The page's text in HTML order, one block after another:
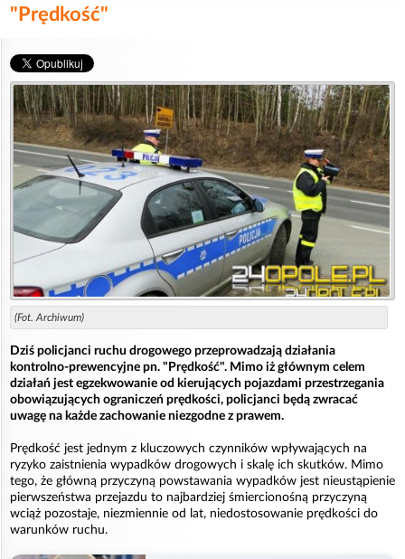
"Prędkość"
(Fot. Archiwum)
Dziś policjanci ruchu drogowego przeprowadzają działania
kontrolno-prewencyjne pn. "Prędkość". Mimo iż głównym celem
działań jest egzekwowanie od kierujących pojazdami przestrzegania
obowiązujących ograniczeń prędkości, policjanci będą zwracać
uwagę na każde zachowanie niezgodne z prawem.
Prędkość jest jednym z kluczowych czynników wpływających na
ryzyko zaistnienia wypadków drogowych i skalę ich skutków. Mimo
tego, że główną przyczyną powstawania wypadków jest nieustąpienie
pierwszeństwa przejazdu to najbardziej śmiercionośną przyczyną
wciąż pozostaje, niezmiennie od lat, niedostosowanie prędkości do
warunków ruchu.